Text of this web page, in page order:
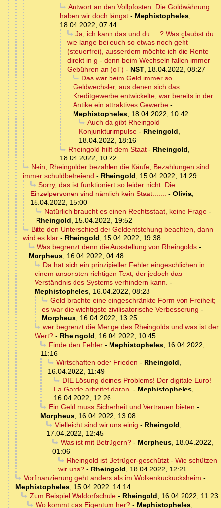
Antwort an den Vollpfosten: Die Goldwährung
haben wir doch längst - Mephistopheles,
18.04.2022, 07:44
Ja, ich kann das und du ....? Was glaubst du
wie lange bei euch so etwas noch geht
(steuerfrei), ausserdem möchte ich die Rente
direkt in g - denn beim Wechseln fallen immer
Gebühren an (oT) - NST, 18.04.2022, 08:27
Das war beim Geld immer so.
Geldwechsler, aus denen sich das
Kreditgewerbe entwickelte, war bereits in der
Antike ein attraktives Gewerbe -
Mephistopheles, 18.04.2022, 10:42
Auch da gibt Rheingold
Konjunkturimpulse - Rheingold,
18.04.2022, 18:16
Rheingold hilft dem Staat- Rheingold,
18.04.2022, 10:22
Nein, Rheingolder bezahlen die Käufe, Bezahlungen sind
immer schuldbefreiend - Rheingold, 15.04.2022, 14:29
Sorry, das ist funktioniert so leider nicht. Die
Einzelpersonen sind nämlich kein Staat....... - Olivia,
15.04.2022, 15:00
Natürlich braucht es einen Rechtsstaat, keine Frage-
Rheingold, 15.04.2022, 19:52
Bitte den Unterschied der Geldentstehung beachten, dann
wird es klar - Rheingold, 15.04.2022, 19:38
Was begrenzt denn die Ausstellung von Rheingolds-
Morpheus, 16.04.2022, 04:48
Da hat sich ein prinzipieller Fehler eingeschlichen in
einem ansonsten richtigen Text, der jedoch das
Verständnis des Systems verhindern kann. -
Mephistopheles, 16.04.2022, 08:28
Geld brachte eine eingeschränkte Form von Freiheit;
es war die wichtigste zivilisatorische Verbesserung -
Morpheus, 16.04.2022, 13:25
wer begrenzt die Menge des Rheingolds und was ist der
Wert? - Rheingold, 16.04.2022, 10:45
Finde den Fehler- Mephistopheles, 16.04.2022,
11:16
Wirtschaften oder Frieden - Rheingold,
16.04.2022, 11:49
DIE Lösung deines Problems! Der digitale Euro!
La Garde arbeitet daran. - Mephistopheles,
16.04.2022, 12:26
Ein Geld muss Sicherheit und Vertrauen bieten -
Morpheus, 16.04.2022, 13:08
Vielleicht sind wir uns einig - Rheingold,
17.04.2022, 12:45
Was ist mit Betrügern?- Morpheus, 18.04.2022,
01:06
Rheingold ist Betrüger-geschützt - Wie schützen
wir uns? - Rheingold, 18.04.2022, 12:21
Vorfinanzierung geht anders als im Wolkenkuckucksheim -
Mephistopheles, 15.04.2022, 14:14
Zum Beispiel Waldorfschule- Rheingold, 16.04.2022, 11:23
Wo kommt das Eigentum her?- Mephistopheles,